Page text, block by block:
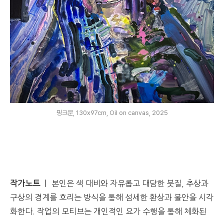
핑크문, 130x97cm, Oil on canvas, 2025
작가노트 본인은 색 대비와 자유롭고 대담한 붓질
추상과
구상의 경계를 흐리는 방식을 통해 섬세한 환상과 불안을 시각
화한다
작업의 모티브는 개인적인 요가 수행을 통해 체화된